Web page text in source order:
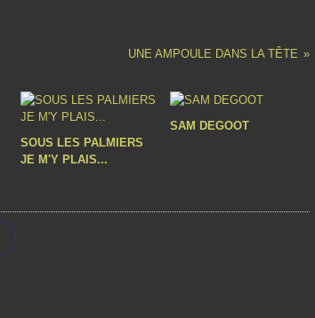
UNE AMPOULE DANS LA TÊTE
SOUS LES PALMIERS
JE M'Y PLAIS...
SAM DEGOOT